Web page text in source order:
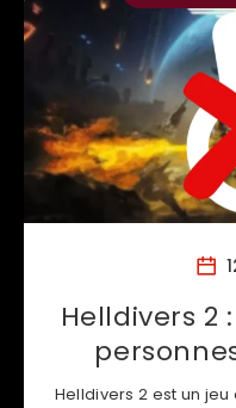
Helldivers 2
Helldivers 2 est un